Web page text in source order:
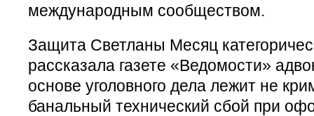
международным сообществом.
Защита Светланы Месяц
рассказала газете «Ведомости»
основе уголовного дела лежит не
банальный технический сбой при